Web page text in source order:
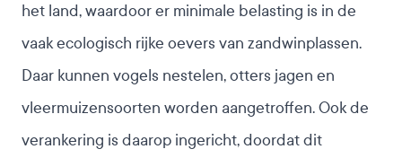
het land, waardoor er minimale belasting is in de
vaak ecologisch rijke oevers van zandwinplassen.
Daar kunnen vogels nestelen, otters jagen en
vleermuizensoorten worden aangetroffen. Ook de
verankering is daarop ingericht, doordat dit